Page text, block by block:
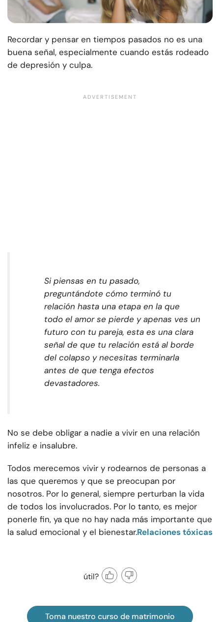
Recordar y pensar en tiempos pasados no es una
buena señal, especialmente cuando estás rodeado
de depresión y culpa.
Si piensas en tu pasado,
preguntándote cómo terminó tu
relación hasta una etapa en la que
todo el amor se pierde y apenas ves un
futuro con tu pareja, esta es una clara
señal de que tu relación está al borde
del colapso y necesitas terminarla
antes de que tenga efectos
devastadores.
No se debe obligar a nadie a vivir en una relación
infeliz e insalubre.
Todos merecemos vivir y rodearnos de personas a
las que queremos y que se preocupan por
nosotros. Por lo general, siempre perturban la vida
de todos los involucrados. Por lo tanto, es mejor
ponerle fin, ya que no hay nada más importante que
la salud emocional y el bienestar.Relaciones tóxicas
útil?
Toma nuestro curso de matrimonio